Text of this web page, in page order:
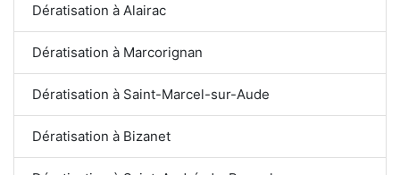
Dératisation à Alairac
Dératisation à Marcorignan
Dératisation à Saint-Marcel-sur-Aude
Dératisation à Bizanet